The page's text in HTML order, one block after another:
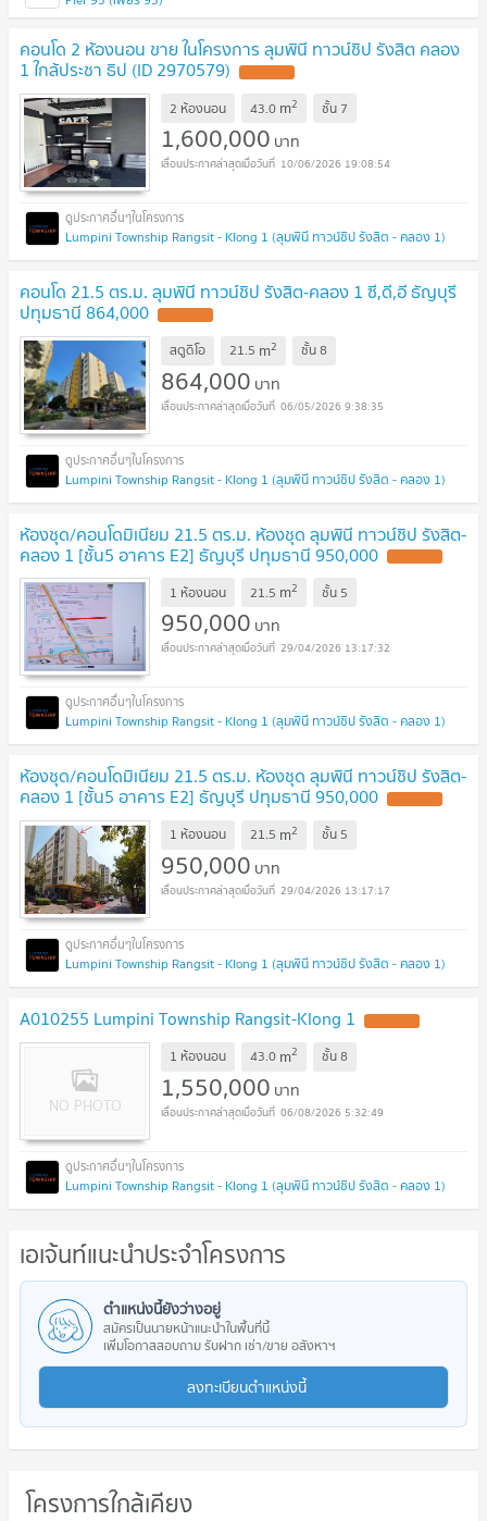
คอนโด 2 ห้องนอน ขาย ในโครงการ ลุมพินี ทาวน์ชิป รังสิต คลอง
1 ใกล้ประชา ธิป (ID 2970579)
2 ห้องนอน 43.0 m2 ชั้น 7
1,600,000 บาท
10/06/2026 19:08:54
Lumpini Township Rangsit - Klong 1 (ลุมพินี ทาวน์ชิป รังสิต - คลอง 1)
คอนโด 21.5 ตร.ม. ลุมพินี ทาวน์ชิป รังสิต-คลอง 1 ซี,ดี,อี ธัญบุรี
ปทุมธานี 864,000
สตูดิโอ 21.5 m2 ชั้น8
864,000 บาท
06/05/2026 9:38:35
Lumpini Township Rangsit - Klong 1 (ลุมพินี ทาวน์ชิป รังสิต - คลอง 1)
ห้องชุด/คอนโดมิเนียม 21.5 ตร.ม. ห้องชุด ลุมพินี ทาวน์ชิป รังสิต-
คลอง 1 [ชั้น5 อาคาร E2] ธัญบุรี ปทุมธานี 950,000
1 ห้องนอน 21.5 m2 ชั้น 5
950,000 บาท
29/04/2026 13:17:32
Lumpini Township Rangsit - Klong 1 (ลุมพินี ทาวน์ชิป รังสิต - คลอง 1)
ห้องชุด/คอนโดมิเนียม 21.5 ตร.ม. ห้องชุด ลุมพินี ทาวน์ชิป รังสิต-
คลอง 1 [ชั้น5 อาคาร E2] ธัญบุรี ปทุมธานี 950,000
1 ห้องนอน 21.5 m2 ชั้น 5
950,000 บาท
29/04/2026 13:17:17
Lumpini Township Rangsit - Klong 1 (ลุมพินี ทาวน์ชิป รังสิต - คลอง 1)
A010255 Lumpini Township Rangsit-Klong 1
1 ห้องนอน 43.0 m2 ชั้น8
1,550,000 บาท
06/08/2026 5:32:49
Lumpini Township Rangsit - Klong 1 (ลุมพินี ทาวน์ชิป รังสิต - คลอง 1)
เอเจ้นท์แนะนำประจำโครงการ
ตำแหน่งนี้ยังว่างอยู่
สมัครเป็นนายหน้าแนะนำในพื้นที่นี้
เพิ่มโอกาสสอบถาม รับฝาก เช่า/ขาย อสังหาฯ
ลงทะเบียนตำแหน่งนี้
โครงการใกล้เคียง